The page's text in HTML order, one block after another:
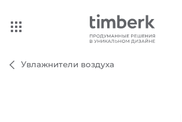
Увлажнители воздуха